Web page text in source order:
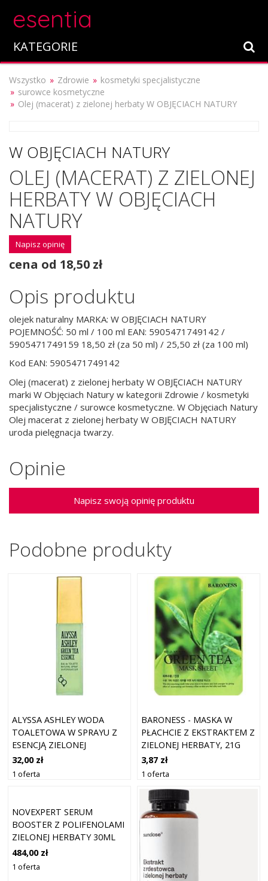
esentia
KATEGORIE
Wszystko Zdrowie
kosmetyki specjalistyczne
surowce kosmetyczne
Olej (macerat) z zielonej herbaty W OBJĘCIACH NATURY
W OBJĘCIACH NATURY
OLEJ (MACERAT) Z ZIELONEJ
HERBATY W OBJĘCIACH
NATURY
Napisz opinię
cena od 18,50 zł
Opis produktu
olejek naturalny MARKA: W OBJĘCIACH NATURY
POJEMNOŚĆ: 50 ml / 100 ml EAN: 5905471749142 /
5905471749159 18,50 zł (za 50 ml) / 25,50 zł (za 100 ml)
Kod EAN: 5905471749142
Olej (macerat) z zielonej herbaty W OBJĘCIACH NATURY
marki W Objęciach Natury w kategorii Zdrowie / kosmetyki
specjalistyczne / surowce kosmetyczne. W Objęciach Natury
Olej macerat z zielonej herbaty W OBJĘCIACH NATURY
uroda pielęgnacja twarzy.
Opinie
Napisz swoją opinię produktu
Podobne produkty
ALYSSA ASHLEY WODA
TOALETOWA W SPRAYU Z
ESENCJĄ ZIELONEJ
HERBATY 15ML
32,00 zł
1 oferta
BARONESS - MASKA W
PŁACHCIE Z EKSTRAKTEM Z
ZIELONEJ HERBATY, 21G
3,87 zł
1 oferta
NOVEXPERT SERUM
BOOSTER Z POLIFENOLAMI
ZIELONEJ HERBATY 30ML
484,00 zł
1 oferta